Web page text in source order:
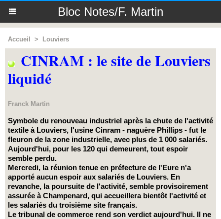
Bloc Notes/F. Martin
Accueil > Louviers
CINRAM : le site de Louviers
liquidé
Franck Martin
Symbole du renouveau industriel après la chute de l'activité
textile à Louviers, l'usine Cinram - naguère Phillips - fut le
fleuron de la zone industrielle, avec plus de 1 000 salariés.
Aujourd'hui, pour les 120 qui demeurent, tout espoir
semble perdu.
Mercredi, la réunion tenue en préfecture de l'Eure n'a
apporté aucun espoir aux salariés de Louviers. En
revanche, la poursuite de l'activité, semble provisoirement
assurée à Champenard, qui accueillera bientôt l'activité et
les salariés du troisième site français.
Le tribunal de commerce rend son verdict aujourd'hui. Il ne